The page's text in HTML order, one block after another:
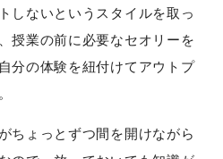
しないというスタイルを取っ
授業の前に必要なセオリーを
分の体験を紐付けてアウトプ
ちょっとずつ間を開けながら